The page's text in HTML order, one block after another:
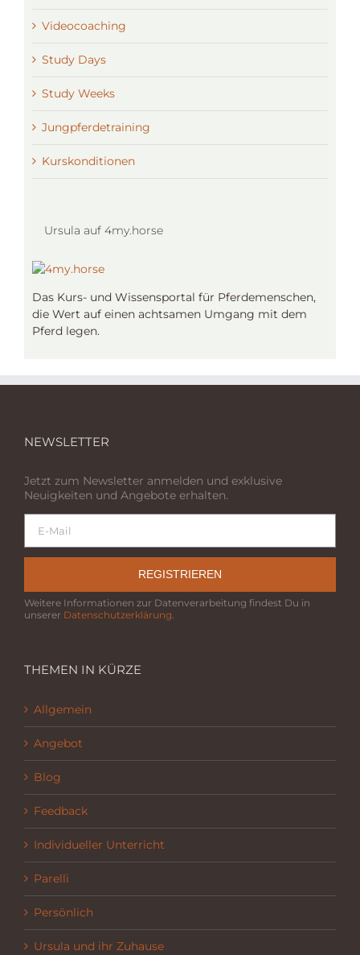
Videocoaching
Study Days
Study Weeks
Jungpferdetraining
Kurskonditionen
Ursula auf 4my.horse
Das Kurs- und Wissensportal für Pferdemenschen,
die Wert auf einen achtsamen Umgang mit dem
Pferd legen.
NEWSLETTER
Jetzt zum Newsletter anmelden und exklusive
Neuigkeiten und Angebote erhalten.
REGISTRIEREN
Weitere Informationen zur Datenverarbeitung findest Du in
unserer Datenschutzerklärung.
THEMEN IN KÜRZE
Allgemein
Angebot
Blog
Feedback
Individueller Unterricht
Parelli
Persönlich
Ursula und ihr Zuhause